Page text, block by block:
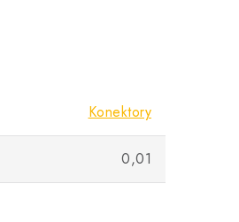
Konektory
0,01